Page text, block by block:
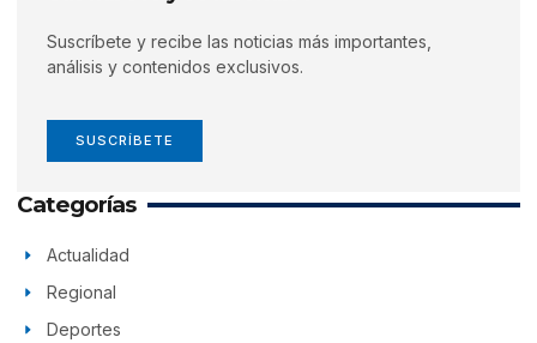
Suscríbete y recibe las noticias más importantes,
análisis y contenidos exclusivos.
SUSCRÍBETE
Categorías
Actualidad
Regional
Deportes